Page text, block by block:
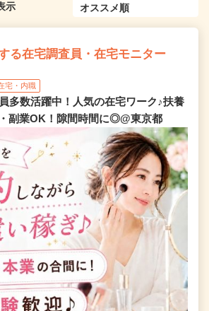
示
る在宅調査員・在宅モニター
宅・内職
多数活躍中！人気の在宅ワーク♪扶養
副業OK！隙間時間に◎@東京都